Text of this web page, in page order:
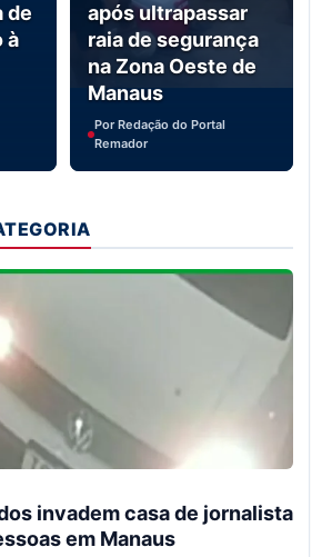
de
à
após ultrapassar
raia de segurança
na Zona Oeste de
Manaus
Por Redação do Portal
Remador
invadem casa de jornalista
em Manaus